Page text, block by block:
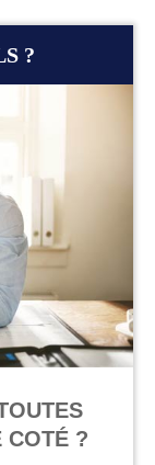
?
COTÉ ?